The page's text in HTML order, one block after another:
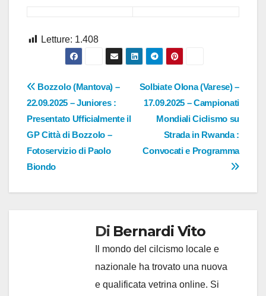
Letture: 1.408
Navigazione
articoli
Solbiate Olona (Varese) –
17.09.2025 – Campionati
Mondiali Ciclismo su
Strada in Rwanda :
Convocati e Programma
Bozzolo (Mantova) –
22.09.2025 – Juniores :
Presentato Ufficialmente il
GP Città di Bozzolo –
Fotoservizio di Paolo
Biondo
Di Bernardi Vito
Il mondo del cilcismo locale e
nazionale ha trovato una nuova
e qualificata vetrina online. Si